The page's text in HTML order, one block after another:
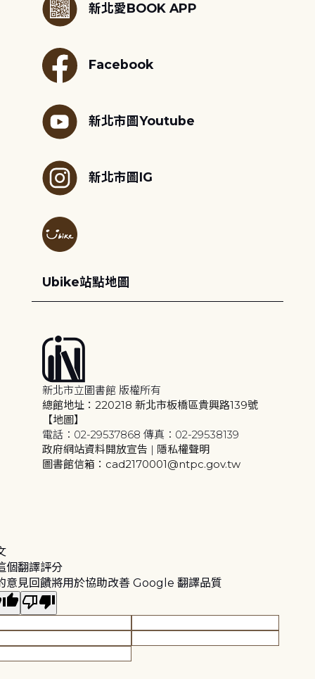
新北愛BOOK APP
Facebook
新北市圖Youtube
新北市圖IG
Ubike站點地圖
新北市立圖書館 版權所有
總館地址：220218 新北市板橋區貴興路139號
【地圖】
電話：02-29537868 傳真：02-29538139
政府網站資料開放宣告 | 隱私權聲明
圖書館信箱：cad2170001@ntpc.gov.tw
個翻譯評分
意見回饋將用於協助改善 Google 翻譯品質